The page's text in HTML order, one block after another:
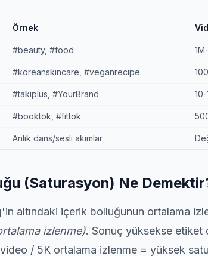
Örnek
#beauty, #food
#koreanskincare, #veganrecipe
#takiplus, #YourBrand
#booktok, #fittok
Anlık dans/sesli akımlar
(Saturasyon) Ne
altındaki içerik bolluğunun ortalama
izlenme). Sonuç yüksekse
/ 5K ortalama izlenme = yüksek